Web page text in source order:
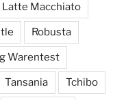
Latte Macchiato
Robusta
Warentest
Tansania Tchibo